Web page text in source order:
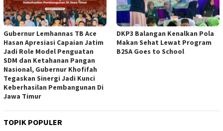
Gubernur Lemhannas TB Ace
Hasan Apresiasi Capaian Jatim
Jadi Role Model Penguatan
SDM dan Ketahanan Pangan
Nasional, Gubernur Khofifah
Tegaskan Sinergi Jadi Kunci
Keberhasilan Pembangunan Di
Jawa Timur
DKP3 Balangan Kenalkan Pola
Makan Sehat Lewat Program
B2SA Goes to School
TOPIK POPULER